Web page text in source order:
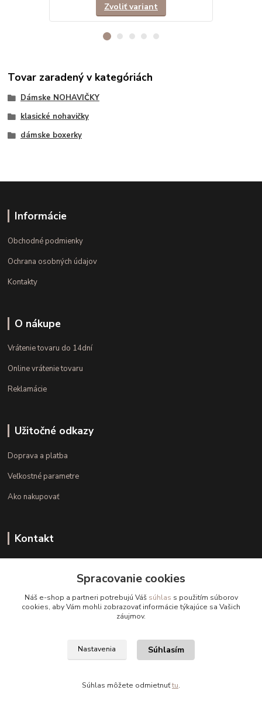
Zvoliť variant
Tovar zaradený v kategóriách
Dámske NOHAVIČKY
klasické nohavičky
dámske boxerky
Informácie
Obchodné podmienky
Ochrana osobných údajov
Kontakty
O nákupe
Vrátenie tovaru do 14dní
Online vrátenie tovaru
Reklamácie
Užitočné odkazy
Doprava a platba
Veľkostné parametre
Ako nakupovať
Kontakt
(Po.-Pi. 10.00 - 15.00)
info@kvalitnaBielizen.sk
Copyright © kvalitnabielizen.sk
Spracovanie cookies
Náš e-shop a partneri potrebujú Váš súhlas s použitím súborov
cookies, aby Vám mohli zobrazovať informácie týkajúce sa Vašich
záujmov.
Nastavenia Súhlasím
Súhlas môžete odmietnuťtu.